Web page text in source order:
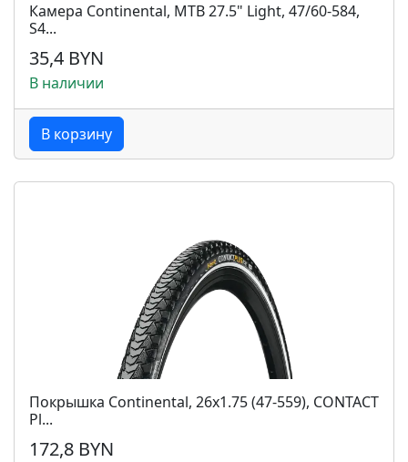
Камера Continental, MTB 27.5" Light, 47/60-584,
S4...
35,4 BYN
В наличии
В корзину
Покрышка Continental, 26x1.75 (47-559), CONTACT
Pl...
172,8 BYN